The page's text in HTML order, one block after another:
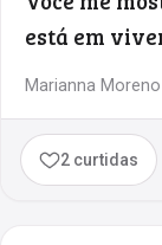
está em
Marianna Moreno
2 curtidas